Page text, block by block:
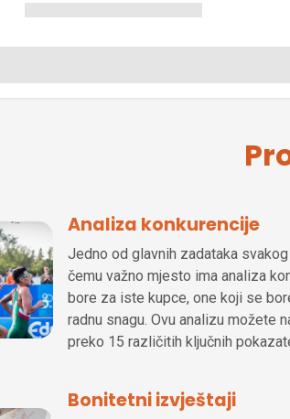
Analiza konkurencije
Jedno od glavnih zadataka
čemu važno mjesto ima analiza
bore za iste kupce, one koji se
radnu snagu. Ovu analizu možete
preko 15 različitih ključnih
Bonitetni izvještaji